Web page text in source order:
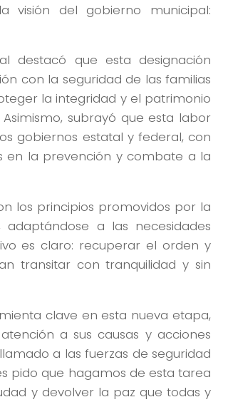
visión del gobierno municipal:
destacó que esta designación
con la seguridad de las familias
la integridad y el patrimonio
subrayó que esta labor
gobiernos estatal y federal, con
en la prevención y combate a la
los principios promovidos por la
a las necesidades
es claro: recuperar el orden y
transitar con tranquilidad y sin
clave en esta nueva etapa,
a sus causas y acciones
a las fuerzas de seguridad
pido que hagamos de esta tarea
y devolver la paz que todas y